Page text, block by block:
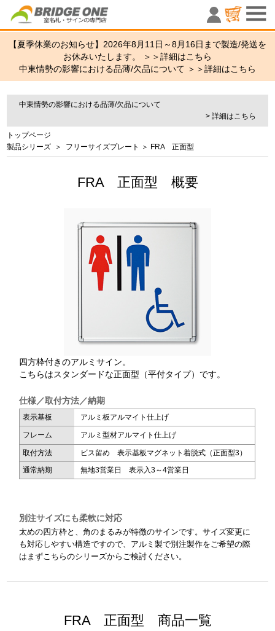
室名札・
【夏季休業のお知らせ】2026年8月11日～8月16日まで製造/発送を
お休みいたします。 ＞＞詳細はこちら
中東情勢の影響における品薄/欠品について ＞＞詳細はこちら
中東情勢の影響における品薄/欠品について
> 詳細はこちら
トップページ
製品シリーズ ＞ フリーサイズプレート ＞ FRA 正面型
FRA 正面型 概要
四方枠付きのアルミサイン。
こちらはスタンダードな正面型（平付タイプ）です。
仕様／取付方法／納期
表示基板 アルミ板アルマイト仕上げ
フレーム アルミ型材アルマイト仕上げ
取付方法
ビス留め 表示基板マグネット着脱式（正面型3）
通常納期
無地3営業日 表示入3～4営業日
別注サイズにも柔軟に対応
太めの四方枠と、角のまるみが特徴のサインです。サイズ変更に
も対応しやすい構造ですので、アルミ製で別注製作をご希望の際
はまずこちらのシリーズからご検討ください。
FRA 正面型 商品一覧